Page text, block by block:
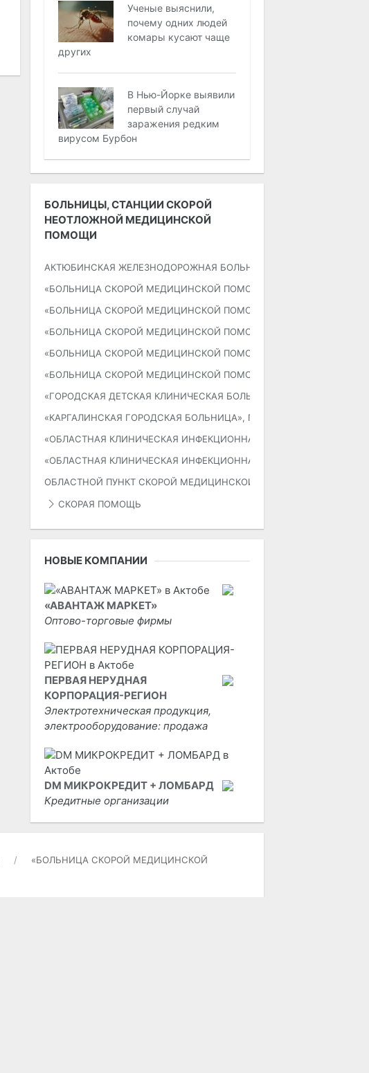
Ученые выяснили,
почему одних людей
комары кусают чаще
других
В Нью-Йорке выявили
первый случай
заражения редким
вирусом Бурбон
БОЛЬНИЦЫ, СТАНЦИИ СКОРОЙ
НЕОТЛОЖНОЙ МЕДИЦИНСКОЙ
ПОМОЩИ
АКТЮБИНСКАЯ ЖЕЛЕЗНОДОРОЖНАЯ БОЛЬНИЦА
«БОЛЬНИЦА СКОРОЙ МЕДИЦИНСКОЙ ПОМОЩИ», приемное
«БОЛЬНИЦА СКОРОЙ МЕДИЦИНСКОЙ ПОМОЩИ», лечебно-
«БОЛЬНИЦА СКОРОЙ МЕДИЦИНСКОЙ ПОМОЩИ», лечебно-
«БОЛЬНИЦА СКОРОЙ МЕДИЦИНСКОЙ ПОМОЩИ», лечебно-
«БОЛЬНИЦА СКОРОЙ МЕДИЦИНСКОЙ ПОМОЩИ», лечебно-
«ГОРОДСКАЯ ДЕТСКАЯ КЛИНИЧЕСКАЯ БОЛЬНИЦА», ГКП на ПХВ
«КАРГАЛИНСКАЯ ГОРОДСКАЯ БОЛЬНИЦА», ГКП на ПХВ
«ОБЛАСТНАЯ КЛИНИЧЕСКАЯ ИНФЕКЦИОННАЯ БОЛЬНИЦА», ГККП
«ОБЛАСТНАЯ КЛИНИЧЕСКАЯ ИНФЕКЦИОННАЯ БОЛЬНИЦА», отделение
ОБЛАСТНОЙ ПУНКТ СКОРОЙ МЕДИЦИНСКОЙ ПОМОЩИ
СКОРАЯ ПОМОЩЬ
НОВЫЕ КОМПАНИИ
«АВАНТАЖ МАРКЕТ»
Оптово-торговые фирмы
ПЕРВАЯ НЕРУДНАЯ
КОРПОРАЦИЯ-РЕГИОН
Электротехническая продукция,
электрооборудование: продажа
DM МИКРОКРЕДИТ + ЛОМБАРД
Кредитные организации
«БОЛЬНИЦА СКОРОЙ МЕДИЦИНСКОЙ